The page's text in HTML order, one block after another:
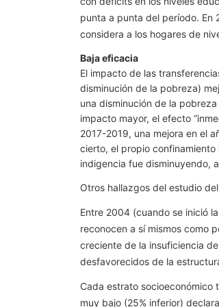
punta a punta del período. En
considera a los hogares de
Baja eficacia
El impacto de las
disminución de la pobreza)
una disminución de la
impacto mayor, el efecto
2017-2019, una mejora en el
cierto, el propio
indigencia fue disminuyendo,
Otros hallazgos del estudio
Entre 2004 (cuando se inició
reconocen a sí mismos como
creciente de la insuficiencia
desfavorecidos de la
Cada estrato socioeconómico
muy bajo (25% inferior)